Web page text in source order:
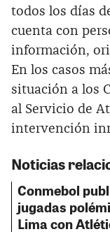
todos los días
cuenta con
información,
En los casos
situación a los
al Servicio de
intervención
Noticias
Conmebol
jugadas
Lima con